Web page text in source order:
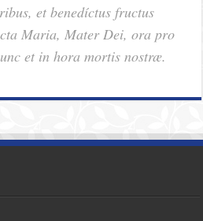
et benedíctus fructus
Maria, Mater Dei, ora pro
et in hora mortis nostræ.